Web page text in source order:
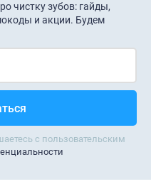
чистку зубов: гайды,
и акции. Будем
с пользовательским